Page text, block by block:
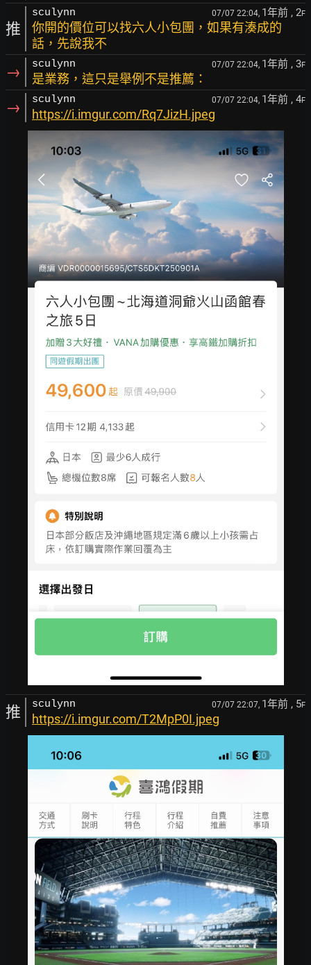
推
sculynn 07/07 22:04, 1年前 , 2F
你開的價位可以找六人小包團，如果有湊成的
話，先說我不
→ sculynn 07/07 22:04, 1年前 , 3F
是業務，這只是舉例不是推薦：
→ sculynn 07/07 22:04, 1年前 , 4F
https://i.imgur.com/Rq7JizH.jpeg
推 sculynn 07/07 22:07, 1年前 , 5F
https://i.imgur.com/T2MpP0I.jpeg